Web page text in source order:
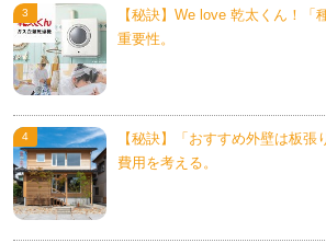
【秘訣】We love 乾太くん！「
重要性。
【秘訣】「おすすめ外壁は板張
費用を考える。